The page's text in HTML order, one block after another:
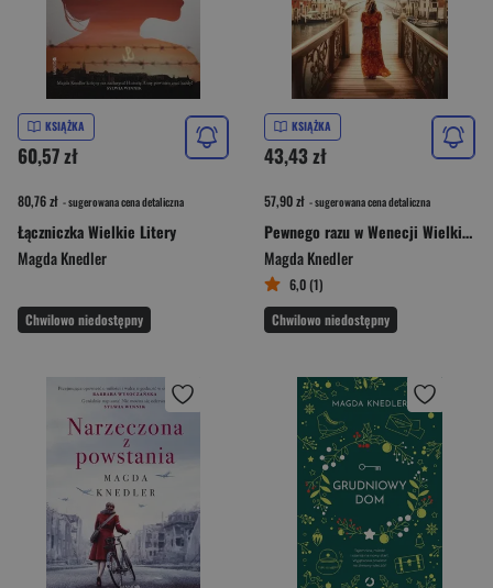
KSIĄŻKA
60,57 zł
80,76 zł - sugerowana cena detaliczna
Łączniczka Wielkie Litery
Magda Knedler
Chwilowo niedostępny
KSIĄŻKA
43,43 zł
57,90 zł - sugerowana cena detaliczna
Pewnego razu w Wenecji Wielkie Litery
Magda Knedler
6,0 (1)
Chwilowo niedostępny